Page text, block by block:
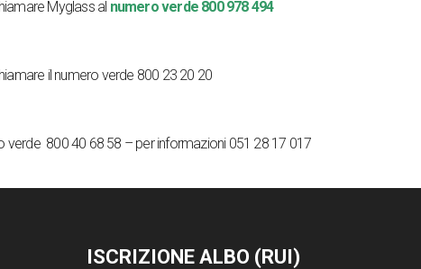
Myglassal numero verde 800 978 494
il numero verde 800 23 20 20
verde 800 40 68 58 – per informazioni 051 28 17 017
ISCRIZIONE ALBO (RUI)